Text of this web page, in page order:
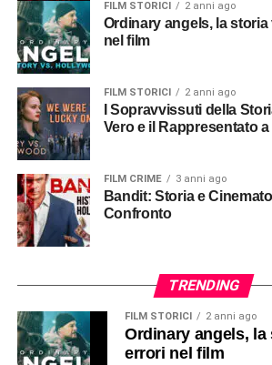
FILM STORICI 2 anni ago
Ordinary angels, la storia vera e gli errori
nel film
FILM STORICI 2 anni ago
Vero e il Rappresentato
FILM CRIME 3 anni ago
Bandit: Storia e Cinematografia a
Confronto
TRENDING
FILM STORICI 2 anni ago
Ordinary angels, la
errori nel film